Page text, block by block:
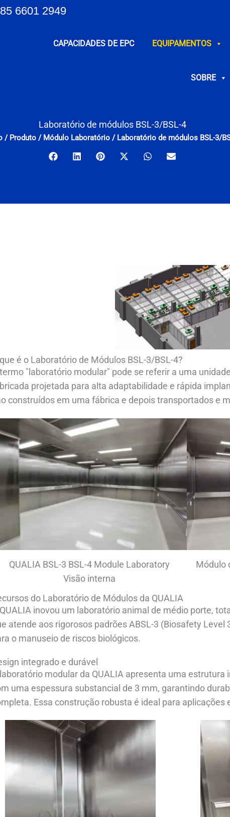
6601 2949
CAPACIDADES DE EPC EQUIPAMENTOS
SOBRE
Laboratório de módulos BSL-3/BSL-4
/ Produto / Módulo Laboratório / Laboratório de módulos BSL-3/
é o Laboratório de Módulos BSL-3/BSL-4?
"laboratório modular" pode se referir a uma
projetada para alta adaptabilidade e rápida
construídos em uma fábrica e depois transportados e
QUALIA BSL-3 BSL-4 Module Laboratory
Visão interna
Módulo
do Laboratório de Módulos da QUALIA
inovou um laboratório animal de médio porte,
atende aos rigorosos padrões ABSL-3 (Biosafety
o manuseio de riscos biológicos.
integrado e durável
modular da QUALIA apresenta uma
uma espessura substancial de 3 mm, garantindo
Essa construção robusta é ideal para aplicações